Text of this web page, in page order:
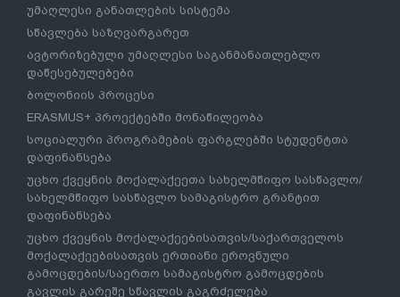
უმაღლესი განათლების სისტემა
სწავლება საზღვარგარეთ
ავტორიზებული უმაღლესი საგანმანათლებლო
დაწესებულებები
ბოლონიის პროცესი
ERASMUS+ პროექტებში მონაწილეობა
სოციალური პროგრამების ფარგლებში სტუდენტთა
დაფინანსება
უცხო ქვეყნის მოქალაქეეთა სახელმწიფო სასწავლო/
სახელმწიფო სასწავლო სამაგისტრო გრანტით
დაფინანსება
უცხო ქვეყნის მოქალაქეებისათვის/საქართველოს
მოქალაქეებისათვის ერთიანი ეროვნული
გამოცდების/საერთო სამაგისტრო გამოცდების
გავლის გარეშე სწავლის გაგრძელება